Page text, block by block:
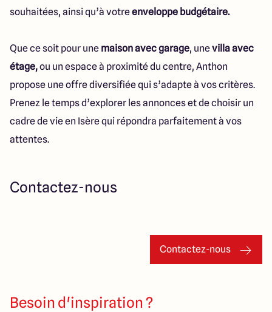
souhaitées, ainsi qu’à votreenveloppe budgétaire.
Que ce soit pour une maison avec garage, unevilla avec
étage,ou un espace à proximité du centre, Anthon
propose une offre diversifiée qui s’adapte à vos critères.
Prenez le temps d’explorer les annonces et de choisir un
cadre de vie en Isère qui répondra parfaitement à vos
attentes.
Contactez-nous
Contactez-nous
Besoin d'inspiration ?